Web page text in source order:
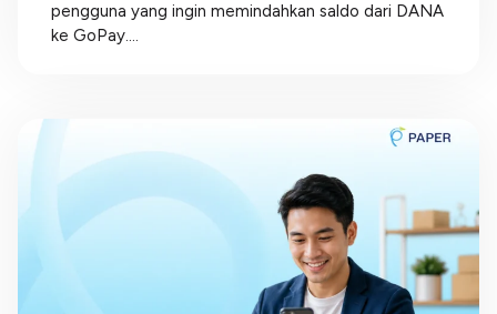
pengguna yang ingin memindahkan saldo dari DANA
ke GoPay....